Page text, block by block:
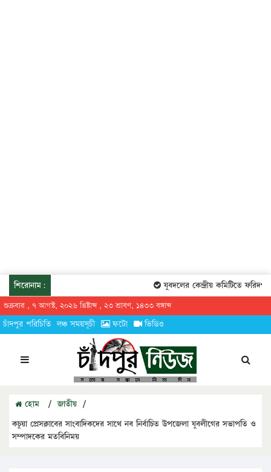
শিরোনাম: যুবদলের কেন্দ্রীয় কমিটিতে
শুক্রবার , ৭ আগস্ট, ২০২৬ খ্রিষ্টাব্দ , ২৩ শ্রাবণ, ১৪৩৩ বঙ্গাব্দ
চাঁদপুর পরিচিতি লঞ্চ সময়সূচী ফটো ভিডিও
হোম / জাতীয় /
কচুয়া প্রেসক্লাবের সাংবাদিকদের সাথে নব নির্বাচিত উপজেলা যুবলীগের সভাপতি ও
সম্পাদকের মতবিনিময়